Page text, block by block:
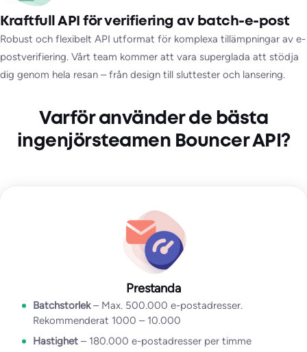
Kraftfull API för verifiering av batch-e-post
Robust och flexibelt API utformat för komplexa tillämpningar av e-
postverifiering. Vårt team kommer att vara superglada att stödja
dig genom hela resan – från design till sluttester och lansering.
Varför använder de bästa
ingenjörsteamen Bouncer API?
Prestanda
Batchstorlek– Max. 500.000 e-postadresser.
Rekommenderat 1000 – 10.000
Hastighet – 180.000 e-postadresser per timme